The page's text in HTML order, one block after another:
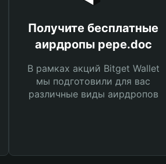
Получите бесплатные
аирдропы pepe.doc
В рамках акций Bitget Wallet
мы подготовили для вас
различные виды аирдропов